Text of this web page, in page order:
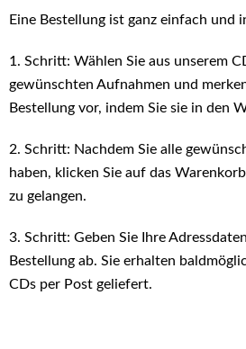
Eine Bestellung ist ganz einfach und
1. Schritt: Wählen Sie aus unserem
gewünschten Aufnahmen und
Bestellung vor, indem Sie sie in den
2. Schritt: Nachdem Sie alle
haben, klicken Sie auf das
zu gelangen.
3. Schritt: Geben Sie Ihre
Bestellung ab. Sie erhalten
CDs per Post geliefert.